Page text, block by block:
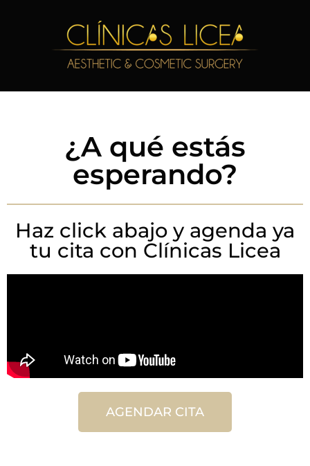
¿A qué estás
esperando?
Haz click abajo y agenda ya
tu cita con Clínicas Licea
AGENDAR CITA